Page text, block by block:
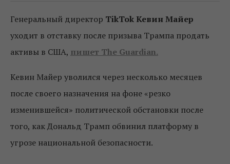
Генеральный директор TikTok Кевин Майер
уходит в отставку после призыва Трампа продать
активы в США, пишет The Guardian.
Кевин Майер уволился через несколько месяцев
после своего назначения на фоне «резко
изменившейся» политической обстановки после
того, как Дональд Трамп обвинил платформу в
угрозе национальной безопасности.